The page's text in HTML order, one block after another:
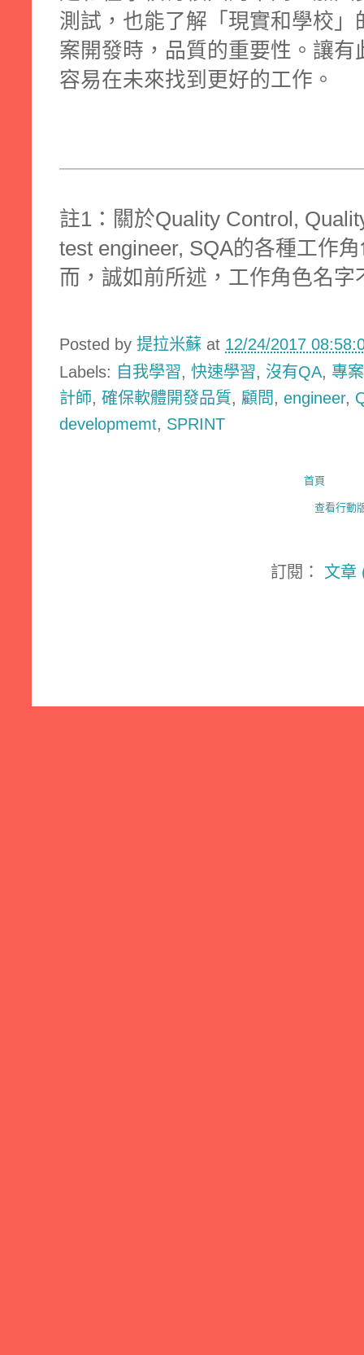
測試，也能了解「現實和學校
案開發時，品質的重要性。讓
容易在未來找到更好的工作。
註1：關於Quality Control,
test engineer, SQA的各種工作
而，誠如前所述，工作角色名
Posted by 提拉米蘇 at 12/24/2017
Labels: 自我學習, 快速學習, 沒有QA, 專
計師, 確保軟體開發品質, 顧問 , engineer,
developmemt, SPRINT
首頁
查看行動
訂閱： 文章